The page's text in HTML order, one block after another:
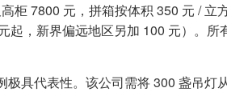
柜 7800 元，拼箱按体积 350 元 /
起，新界偏远地区另加 100 元）。
极具代表性。该公司需将 300 盏吊